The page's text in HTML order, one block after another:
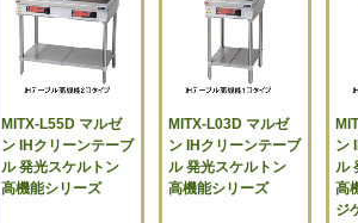
MITX-L55D マルゼ
ン IHクリーンテーブ
ル 発光スケルトン
高機能シリーズ
MITX-L03D マルゼ
ン IHクリーンテーブ
ル 発光スケルトン
高機能シリーズ
ン
ル
高
ジ